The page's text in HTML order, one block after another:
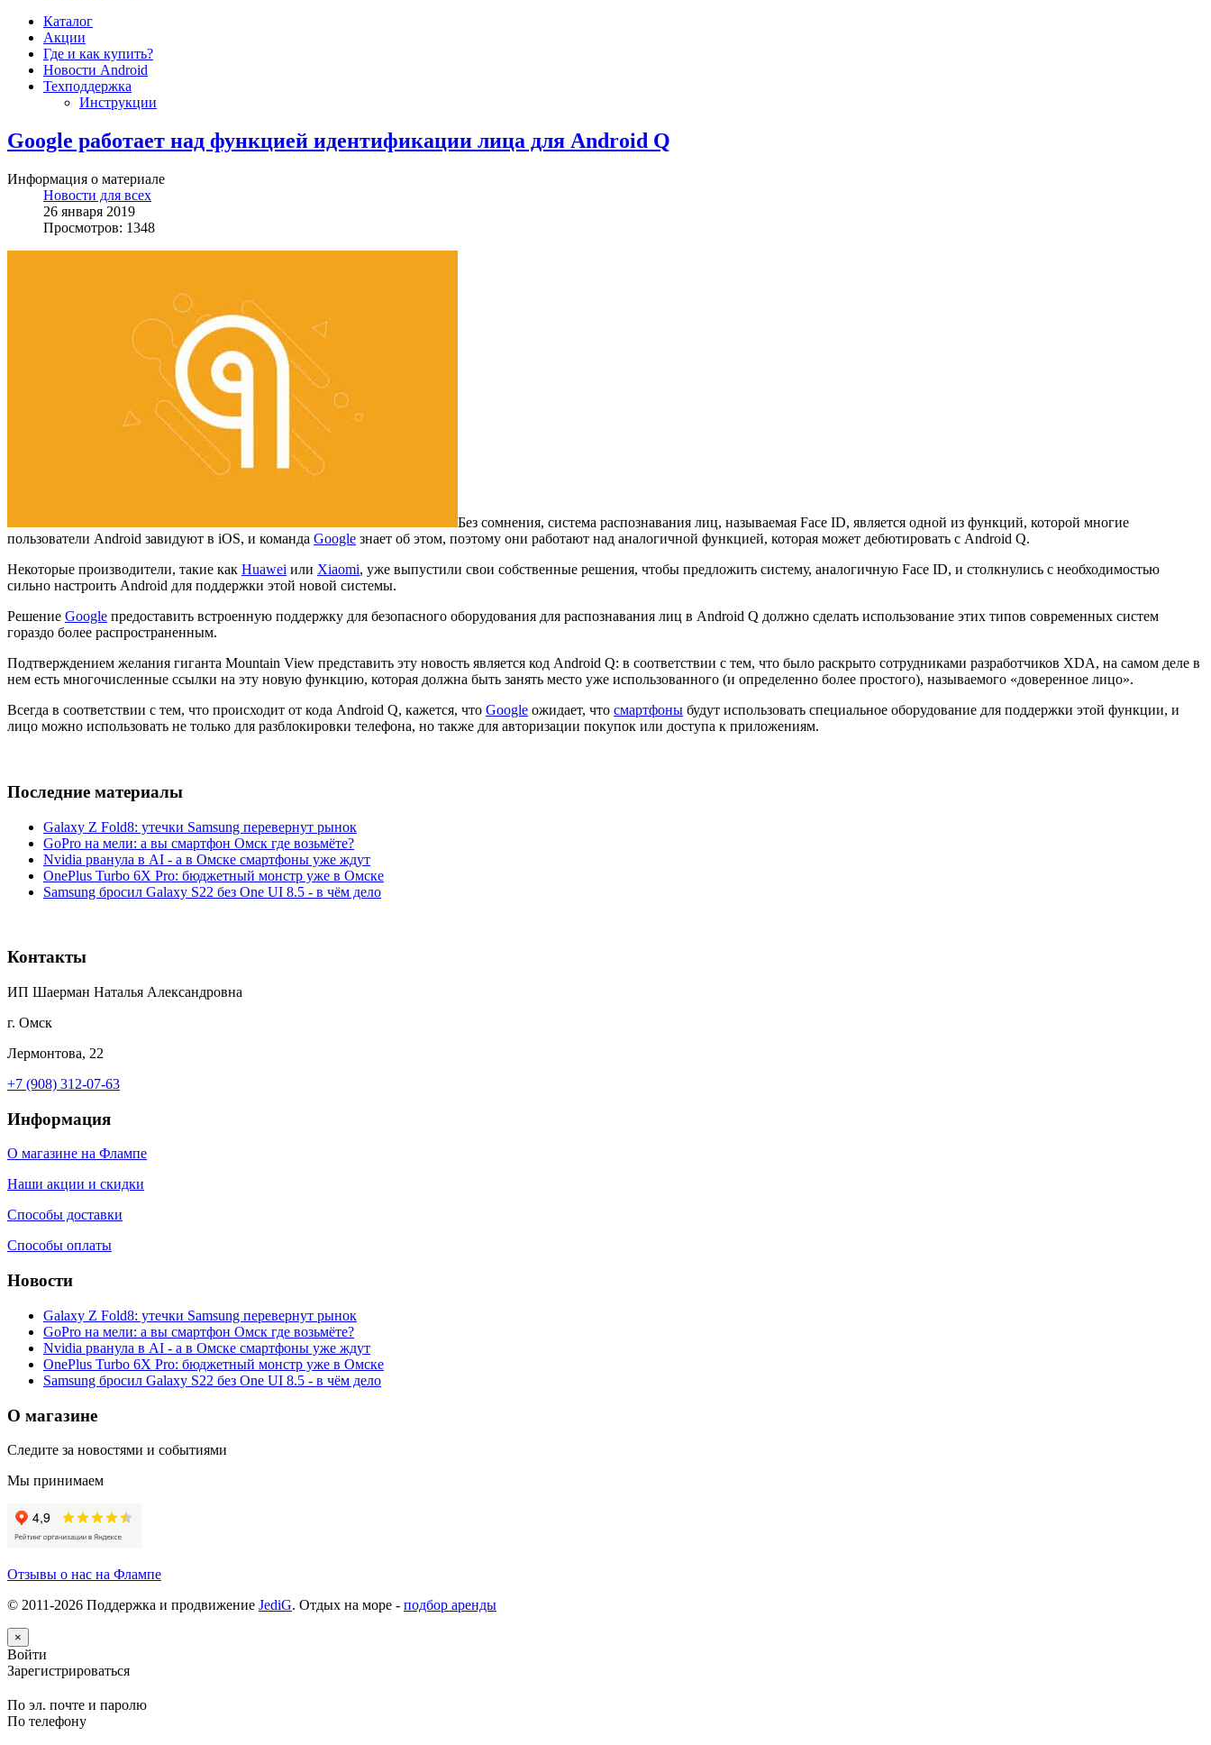
Каталог
Акции
Где и как купить?
Новости Android
Техподдержка
Инструкции
Google работает над функцией идентификации лица для Android Q
Информация о материале
Новости для всех
26 января 2019
Просмотров: 1348
Без сомнения, система распознавания лиц, называемая Face ID, является одной из функций, которой многие
пользователи Android завидуют в iOS, и команда Google знает об этом, поэтому они работают над аналогичной функцией, которая может дебютировать с Android Q.
Некоторые производители, такие как Huawei или Xiaomi, уже выпустили свои собственные решения, чтобы предложить систему, аналогичную Face ID, и столкнулись с необходимостью
сильно настроить Android для поддержки этой новой системы.
Решение Google предоставить встроенную поддержку для безопасного оборудования для распознавания лиц в Android Q должно сделать использование этих типов современных систем
гораздо более распространенным.
Подтверждением желания гиганта Mountain View представить эту новость является код Android Q: в соответствии с тем, что было раскрыто сотрудниками разработчиков XDA, на самом деле в
нем есть многочисленные ссылки на эту новую функцию, которая должна быть занять место уже использованного (и определенно более простого), называемого «доверенное лицо».
Всегда в соответствии с тем, что происходит от кода Android Q, кажется, что Google ожидает, что смартфоны будут использовать специальное оборудование для поддержки этой функции, и
лицо можно использовать не только для разблокировки телефона, но также для авторизации покупок или доступа к приложениям.
Последние материалы
Galaxy Z Fold8: утечки Samsung перевернут рынок
GoPro на мели: а вы смартфон Омск где возьмёте?
Nvidia рванула в AI - а в Омске смартфоны уже ждут
OnePlus Turbo 6X Pro: бюджетный монстр уже в Омске
Samsung бросил Galaxy S22 без One UI 8.5 - в чём дело
Контакты
ИП Шаерман Наталья Александровна
г. Омск
Лермонтова, 22
+7 (908) 312-07-63
Информация
О магазине на Флампе
Наши акции и скидки
Способы доставки
Способы оплаты
Новости
Galaxy Z Fold8: утечки Samsung перевернут рынок
GoPro на мели: а вы смартфон Омск где возьмёте?
Nvidia рванула в AI - а в Омске смартфоны уже ждут
OnePlus Turbo 6X Pro: бюджетный монстр уже в Омске
Samsung бросил Galaxy S22 без One UI 8.5 - в чём дело
О магазине
Следите за новостями и событиями
Мы принимаем
Отзывы о нас на Флампе
© 2011-2026 Поддержка и продвижение JediG. Отдых на море - подбор аренды
×
Войти
Зарегистрироваться
По эл. почте и паролю
По телефону